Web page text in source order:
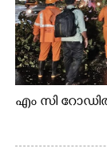
എം സി